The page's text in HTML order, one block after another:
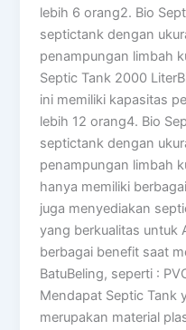
lebih 6 orang2. Bio
septictank dengan
penampungan limbah
Septic Tank 2000
ini memiliki kapasitas
lebih 12 orang4. Bio
septictank dengan
penampungan limbah
hanya memiliki
juga menyediakan
yang berkualitas untuk
berbagai benefit saat
BatuBeling, seperti :
Mendapat Septic Tank
merupakan material